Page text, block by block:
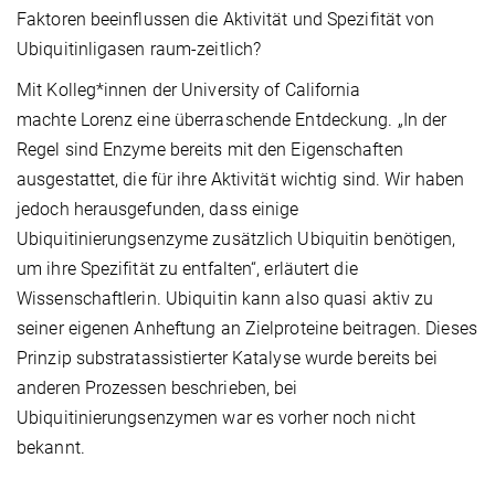
Faktoren beeinflussen die Aktivität und Spezifität von
Ubiquitinligasen raum-zeitlich?
Mit Kolleg*innen der University of California
machte Lorenz eine überraschende Entdeckung. „In der
Regel sind Enzyme bereits mit den Eigenschaften
ausgestattet, die für ihre Aktivität wichtig sind. Wir haben
jedoch herausgefunden, dass einige
Ubiquitinierungsenzyme zusätzlich Ubiquitin benötigen,
um ihre Spezifität zu entfalten“, erläutert die
Wissenschaftlerin. Ubiquitin kann also quasi aktiv zu
seiner eigenen Anheftung an Zielproteine beitragen. Dieses
Prinzip substratassistierter Katalyse wurde bereits bei
anderen Prozessen beschrieben, bei
Ubiquitinierungsenzymen war es vorher noch nicht
bekannt.